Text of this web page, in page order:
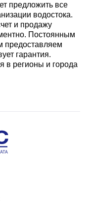
предложить все
водостока.
и продажу
Постоянным
предоставляем
гарантия.
в регионы и города